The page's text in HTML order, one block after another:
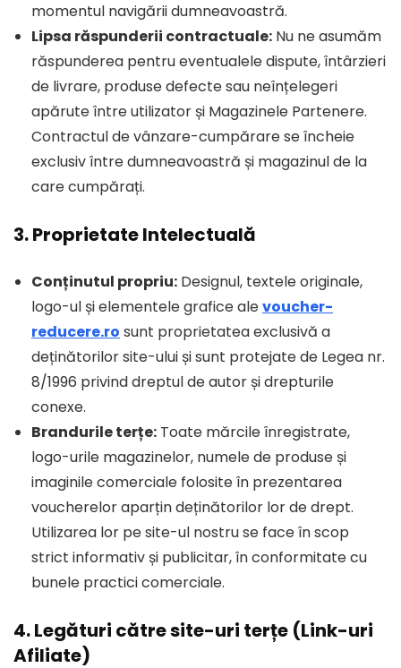
momentul navigării dumneavoastră.
Lipsa răspunderii contractuale: Nu ne asumăm
răspunderea pentru eventualele dispute, întârzieri
de livrare, produse defecte sau neînțelegeri
apărute între utilizator și Magazinele Partenere.
Contractul de vânzare-cumpărare se încheie
exclusiv între dumneavoastră și magazinul de la
care cumpărați.
3. Proprietate Intelectuală
Conținutul propriu: Designul, textele originale,
logo-ul și elementele grafice alevoucher-
reducere.ro sunt proprietatea exclusivă a
deținătorilor site-ului și sunt protejate de Legea nr.
8/1996 privind dreptul de autor și drepturile
conexe.
Brandurile terțe: Toate mărcile înregistrate,
logo-urile magazinelor, numele de produse și
imaginile comerciale folosite în prezentarea
voucherelor aparțin deținătorilor lor de drept.
Utilizarea lor pe site-ul nostru se face în scop
strict informativ și publicitar, în conformitate cu
bunele practici comerciale.
4. Legături către site-uri terțe (Link-uri
Afiliate)